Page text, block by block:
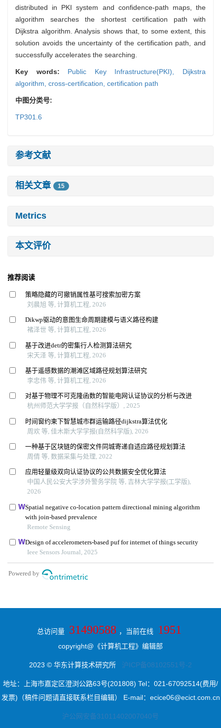
distributed in PKI system and confidence-path maps, the
algorithm searches the shortest certification path with
Dijkstra algorithm. Analysis shows that, to some extent, this
solution avoids the uncertainty of the certification path, and
successfully accelerates the searching.
Key words: Public Key Infrastructure(PKI), Dijkstra
algorithm, cross-certification, certification path
中图分类号:
TP301.6
参考文献
相关文章 15
Metrics
本文评价
总访问量 31490588 ，当前在线 1951
copyright@《计算机工程》编辑部
2023 © 华东计算技术研究所 沪ICP备08102551号-2
地址：上海市嘉定区澄浏公路63号(201808) Tel：021-67092514(费用/
发票)（稿件问题请直接联系栏目编辑） E-mail：ecice06@ecict.com.cn
沪公网安备31011402007040号